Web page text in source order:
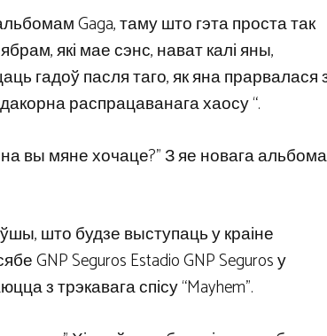
Gaga, таму што гэта проста так
які мае сэнс, нават калі яны,
гадоў пасля таго, як яна прарвалася
распрацаванага хаосу “.
вы мяне хочаце?” З яе новага альбома
што будзе выступаць у краіне
GNP Seguros Estadio GNP Seguros у
з трэкавага спісу “Mayhem”.